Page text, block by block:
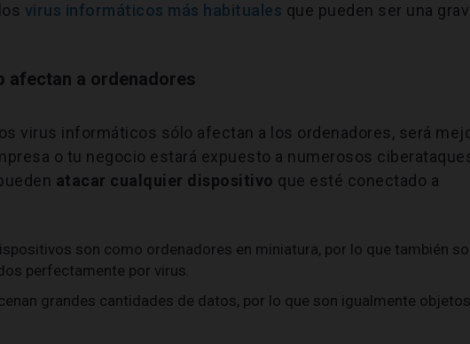
virus informáticos más habituales que pueden ser una
a ordenadores
virus informáticos sólo afectan a los ordenadores, será
o tu negocio estará expuesto a numerosos
atacar cualquier dispositivo que esté conectado a
son como ordenadores en miniatura, por lo que también
perfectamente por virus.
grandes cantidades de datos, por lo que son igualmente objetos